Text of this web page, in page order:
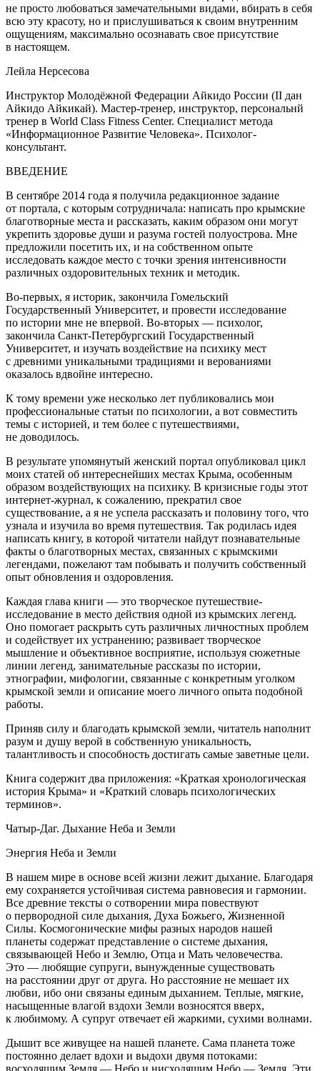
не просто любоваться замечательными видами, вбирать в себя
всю эту красоту, но и прислушиваться к своим внутренним
ощущениям, максимально осознавать свое присутствие
в настоящем.
Лейла Нерсесова
Инструктор Молодёжной Федерации Айкидо России (II дан
Айкидо Айкикай). Мастер-тренер, инструктор, персональнй
тренер в World Class Fitness Center. Специалист метода
«Информационное Развитие Человека». Психолог-
консультант.
ВВЕДЕНИЕ
В сентябре 2014 года я получила редакционное задание
от портала, с которым сотрудничала: написать про крымские
благотворные места и рассказать, каким образом они могут
укрепить здоровье души и разума гостей полуострова. Мне
предложили посетить их, и на собственном опыте
исследовать каждое место с точки зрения интенсивности
различных оздоровительных техник и методик.
Во-первых, я историк, закончила Гомельский
Государственный Университет, и провести исследование
по истории мне не впервой. Во-вторых — психолог,
закончила Санкт-Петербургский Государственный
Университет, и изучать воздействие на психику мест
с древними уникальными традициями и верованиями
оказалось вдвойне интересно.
К тому времени уже несколько лет публиковались мои
профессиональные статьи по психологии, а вот совместить
темы с историей, и тем более с путешествиями,
не доводилось.
В результате упомянутый женский портал опубликовал цикл
моих статей об интереснейших местах Крыма, особенным
образом воздействующих на психику. В кризисные годы этот
интернет-журнал, к сожалению, прекратил свое
существование, а я не успела рассказать и половину того, что
узнала и изучила во время путешествия. Так родилась идея
написать книгу, в которой читатели найдут познавательные
факты о благотворных местах, связанных с крымскими
легендами, пожелают там побывать и получить собственный
опыт обновления и оздоровления.
Каждая глава книги — это творческое путешествие-
исследование в место действия одной из крымских легенд.
Оно помогает раскрыть суть различных личностных проблем
и содействует их устранению; развивает творческое
мышление и объективное восприятие, используя сюжетные
линии легенд, занимательные рассказы по истории,
этнографии, мифологии, связанные с конкретным уголком
крымской земли и описание моего личного опыта подобной
работы.
Приняв силу и благодать крымской земли, читатель наполнит
разум и душу верой в собственную уникальность,
талантливость и способность достигать самые заветные цели.
Книга содержит два приложения: «Краткая хронологическая
история Крыма» и «Краткий словарь психологических
терминов».
Чатыр-Даг. Дыхание Неба и Земли
Энергия Неба и Земли
В нашем мире в основе всей жизни лежит дыхание. Благодаря
ему сохраняется устойчивая система равновесия и гармонии.
Все древние тексты о сотворении мира повествуют
о первородной силе дыхания, Духа Божьего, Жизненной
Силы. Космогонические мифы разных народов нашей
планеты содержат представление о системе дыхания,
связывающей Небо и Землю, Отца и Мать человечества.
Это — любящие супруги, вынужденные существовать
на расстоянии друг от друга. Но расстояние не мешает их
любви, ибо они связаны единым дыханием. Теплые, мягкие,
насыщенные влагой вздохи Земли возносятся вверх,
к любимому. А супруг отвечает ей жаркими, сухими волнами.
Дышит все живущее на нашей планете. Сама планета тоже
постоянно делает вдохи и выдохи двумя потоками:
восходящим Земля — Небо и нисходящим Небо — Земля. Эти